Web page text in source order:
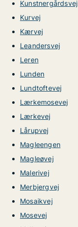
Kunstnergårdsvej
Kurvej
Kærvej
Leandersvej
Leren
Lunden
Lundtoftevej
Lærkemosevej
Lærkevej
Lårupvej
Magleengen
Magleøvej
Malerivej
Merbjergvej
Mosaikvej
Mosevej